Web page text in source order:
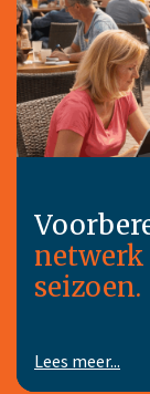
seizoen.
Lees meer...